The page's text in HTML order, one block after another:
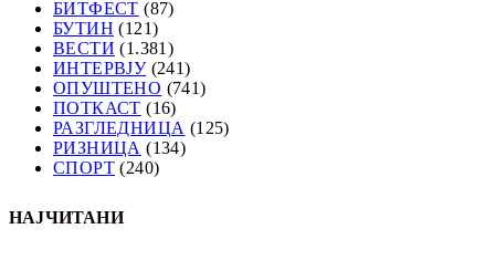
БИТФЕСТ (87)
БУТИН (121)
ВЕСТИ (1.381)
ИНТЕРВЈУ(241)
ОПУШТЕНО (741)
ПОТКАСТ (16)
РАЗГЛЕДНИЦА (125)
РИЗНИЦА (134)
СПОРТ (240)
НАЈЧИТАНИ